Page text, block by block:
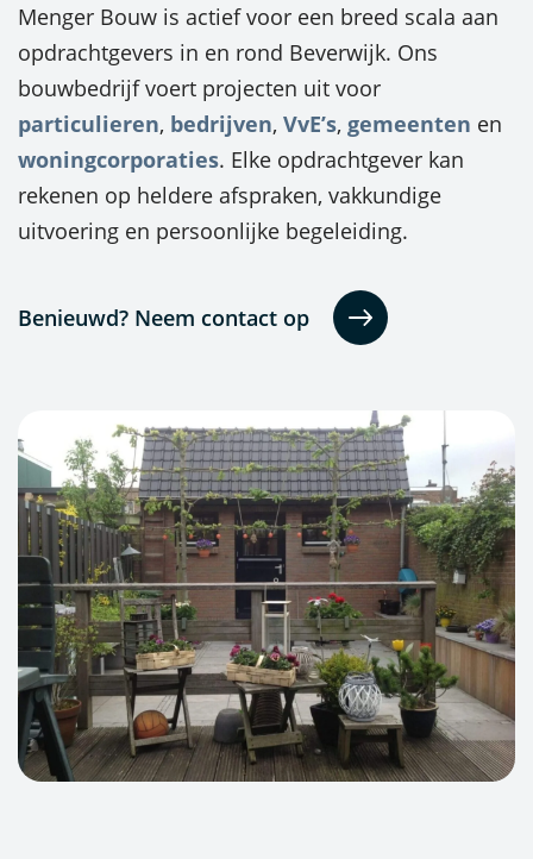
Menger Bouw is actief voor een breed scala aan
opdrachtgevers in en rond Beverwijk. Ons
bouwbedrijf voert projecten uit voor
particulieren, bedrijven, VvE’s, gemeenten en
woningcorporaties. Elke opdrachtgever kan
rekenen op heldere afspraken, vakkundige
uitvoering en persoonlijke begeleiding.
Benieuwd? Neem contact op